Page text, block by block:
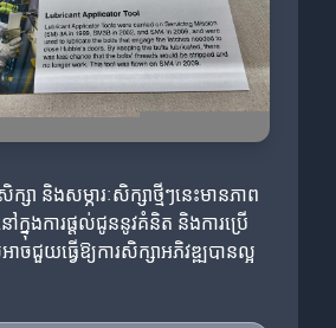
ក្សា និងសម្ភារៈសិក្សាថ្មីៗនេះមានភាព
នុងការផ្តល់ជូននូវគំនិត និងការប្រើ
ចជួយធ្វើឱ្យការសិក្សាអភិវឌ្ឍបានល្អ